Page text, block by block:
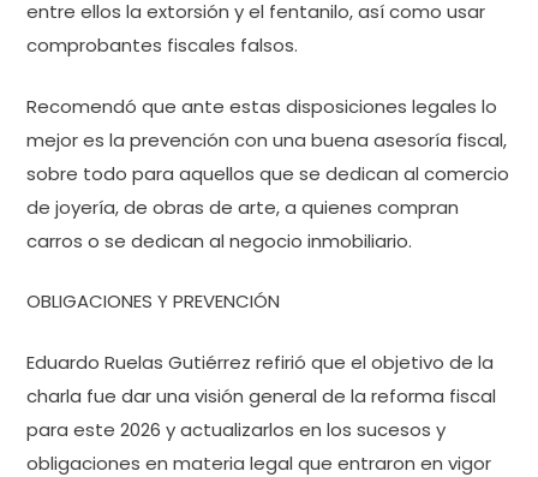
entre ellos la extorsión y el fentanilo, así como usar
comprobantes fiscales falsos.
Recomendó que ante estas disposiciones legales lo
mejor es la prevención con una buena asesoría fiscal,
sobre todo para aquellos que se dedican al comercio
de joyería, de obras de arte, a quienes compran
carros o se dedican al negocio inmobiliario.
OBLIGACIONES Y PREVENCIÓN
Eduardo Ruelas Gutiérrez refirió que el objetivo de la
charla fue dar una visión general de la reforma fiscal
para este 2026 y actualizarlos en los sucesos y
obligaciones en materia legal que entraron en vigor